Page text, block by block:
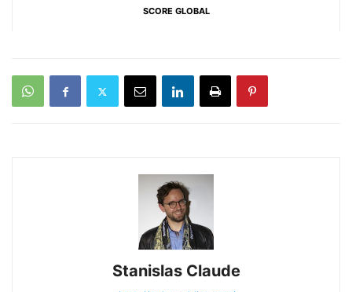
SCORE GLOBAL
Stanislas Claude